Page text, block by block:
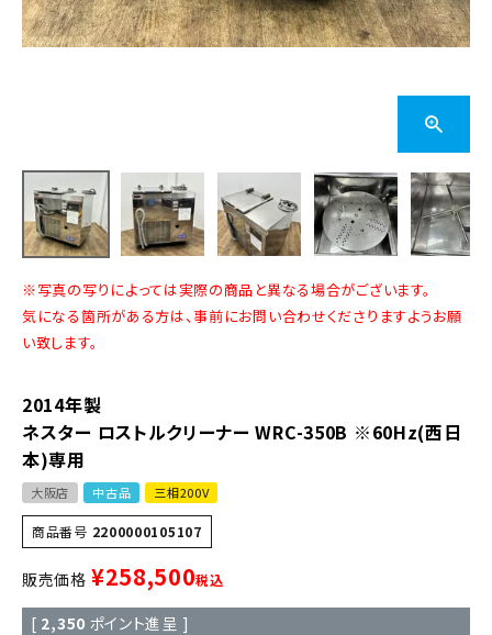
※写真の写りによっては実際の商品と異なる場合がございます。
気になる箇所がある方は、事前にお問い合わせくださりますようお願
い致します。
2014年製
ネスター ロストルクリーナー WRC-350B ※60Hz(西日
本)専用
大阪店 中古品 三相200V
商品番号 2200000105107
販売価格 ¥258,500税込
[ 2,350 ポイント進呈 ]